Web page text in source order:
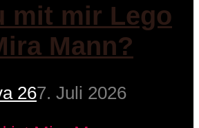
mit mir Lego
Mann?
267. Juli 2026